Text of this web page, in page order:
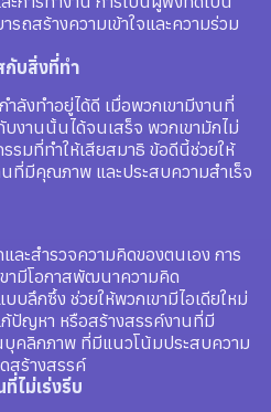
ถสร้างความเข้าใจและความร่วม
กับสิ่งที่ทำ
งทำอยู่ได้ดี เมื่อพวกเขามีงานที่
งานนั้นได้จนเสร็จ พวกเขามักไม่
รมที่ทำให้เสียสมาธิ ข้อดีนี้ช่วยให้
ที่มีคุณภาพ และประสบความสำเร็จ
ะสำรวจความคิดของตนเอง การ
ามีโอกาสพัฒนาความคิด
บลึกซึ้ง ช่วยให้พวกเขามีไอเดียใหม่
ก้ปัญหา หรือสร้างสรรค์งานที่มี
คลิกภาพ ที่มีแนวโน้มประสบความ
สร้างสรรค์
ไม่เร่งรีบ